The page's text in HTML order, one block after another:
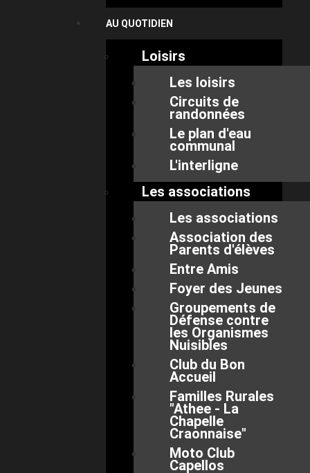
AU QUOTIDIEN
Loisirs
Les loisirs
Circuits de
randonnées
Le plan d'eau
communal
L'interligne
Les associations
Les associations
Association des
Parents d'élèves
Entre Amis
Foyer des Jeunes
Groupements de
Défense contre
les Organismes
Nuisibles
Club du Bon
Accueil
Familles Rurales
"Athee - La
Chapelle
Craonnaise"
Moto Club
Capellos